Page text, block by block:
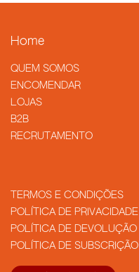
Home
QUEM SOMOS
​ENCOMENDAR
LOJAS
B2B
RECRUTAMENTO
TERMOS E CONDIÇÕES
POLÍTICA DE PRIVACIDADE
POLÍTICA DE DEVOLUÇÃO
POLÍTICA DE SUBSCRIÇÃO